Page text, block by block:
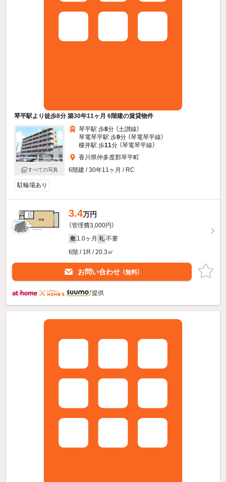
琴平駅より徒歩8分 築30年11ヶ月 6階建の賃貸物件
すべての写真
琴平駅 歩8分 （土讃線）
琴電琴平駅 歩9分 （琴電琴平線）
榎井駅 歩11分 （琴電琴平線）
香川県仲多度郡琴平町
6階建 / 30年11ヶ月 / RC
駐輪場あり
3.4万円
（管理費3,000円）
敷 1.0ヶ月 礼 不要
6階 / 1R / 20.3㎡
お問い合わせ （無料）
提供